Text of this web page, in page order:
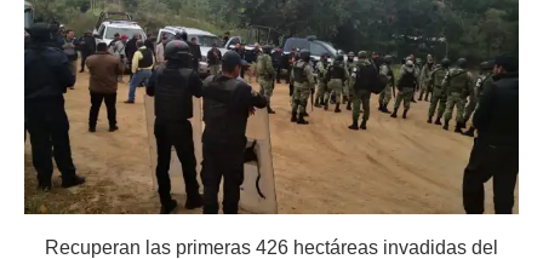
Recuperan las primeras 426 hectáreas invadidas del